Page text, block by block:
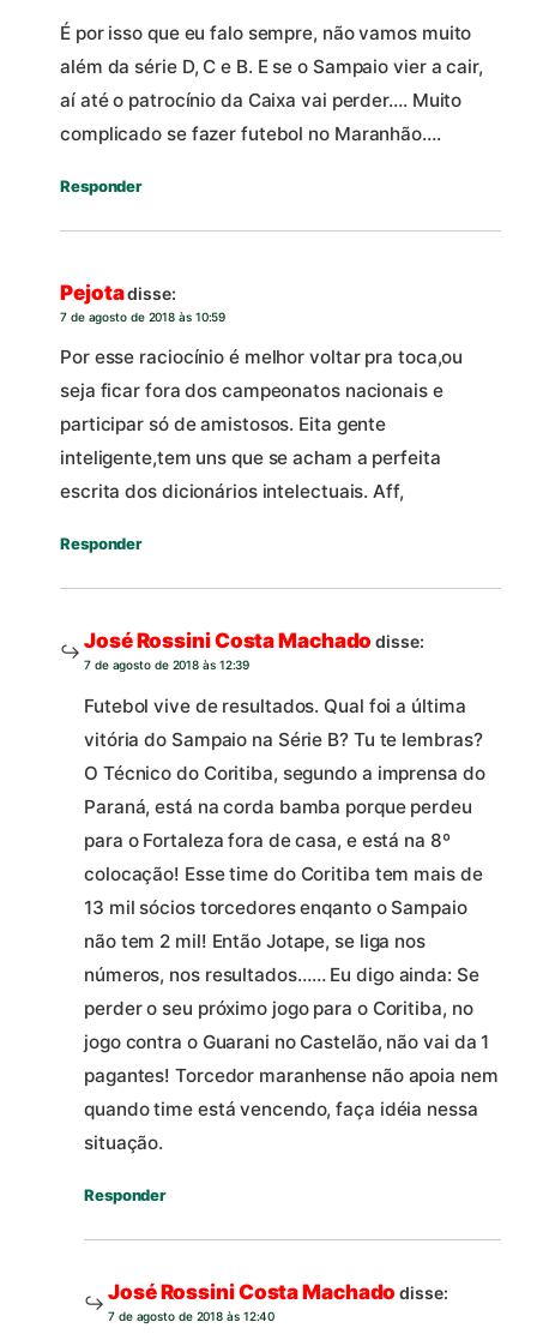
É por isso que eu falo sempre, não vamos muito
além da série D, C e B. E se o Sampaio vier a cair,
aí até o patrocínio da Caixa vai perder…. Muito
complicado se fazer futebol no Maranhão….
Responder
Pejotadisse:
7 de agosto de 2018 às 10:59
Por esse raciocínio é melhor voltar pra toca,ou
seja ficar fora dos campeonatos nacionais e
participar só de amistosos. Eita gente
inteligente,tem uns que se acham a perfeita
escrita dos dicionários intelectuais. Aff,
Responder
José Rossini Costa Machado disse:
7 de agosto de 2018 às 12:39
Futebol vive de resultados. Qual foi a última
vitória do Sampaio na Série B? Tu te lembras?
O Técnico do Coritiba, segundo a imprensa do
Paraná, está na corda bamba porque perdeu
para o Fortaleza fora de casa, e está na 8º
colocação! Esse time do Coritiba tem mais de
13 mil sócios torcedores enqanto o Sampaio
não tem 2 mil! Então Jotape, se liga nos
números, nos resultados…… Eu digo ainda: Se
perder o seu próximo jogo para o Coritiba, no
jogo contra o Guarani no Castelão, não vai da 1
pagantes! Torcedor maranhense não apoia nem
quando time está vencendo, faça idéia nessa
situação.
Responder
José Rossini Costa Machado disse:
7 de agosto de 2018 às 12:40